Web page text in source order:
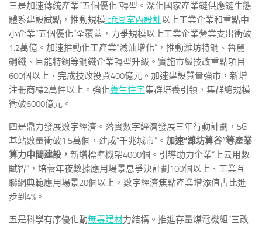
三是加速傳統產業“五個優化”轉型。深化國家產業鏈供應鏈生態
體系建設試點，推動規模loft風室內設計以上工業企業和重點中
小企業“五個優化”全覆蓋，力爭規模以上工業企業營業支出衝破
1.2萬億。加速推動化工產業“減油增化”，推動濰坊特鋼、魯麗
鋼鐵、巨能特鋼等鋼鐵企業轉型升級。實施市級技改重點項目
600個以上、完成技改投資400億元。加速建設質量強市，新增
注冊商標2萬件以上。強化養生住宅集群培養引領，集群總規模
衝破6000億元。
四是鼎力發展數字經濟。落實數字經濟發展三年行動計劃，5G
基站數量衝破1.5萬個，建成“千兆城市”。 加速“濰坊算谷”等產業
算力中間建設， 新增標準機架4000個。引導助力企業“上云用數
賦智”，培養年夜數據應用場景息爭決計劃100個以上、工業互
聯網典範應用場景20個以上，數字經濟焦點產業增添值占比進
步到4%。
五是科學有序優化動無毒建材力結構。推進存量煤電機組“三改